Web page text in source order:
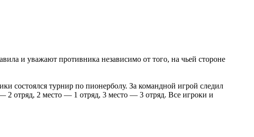
и уважают противника независимо от того, на чьей стороне
турнир по пионерболу. За командной игрой следил
2 отряд, 2 место — 1 отряд, 3 место — 3 отряд. Все игроки и